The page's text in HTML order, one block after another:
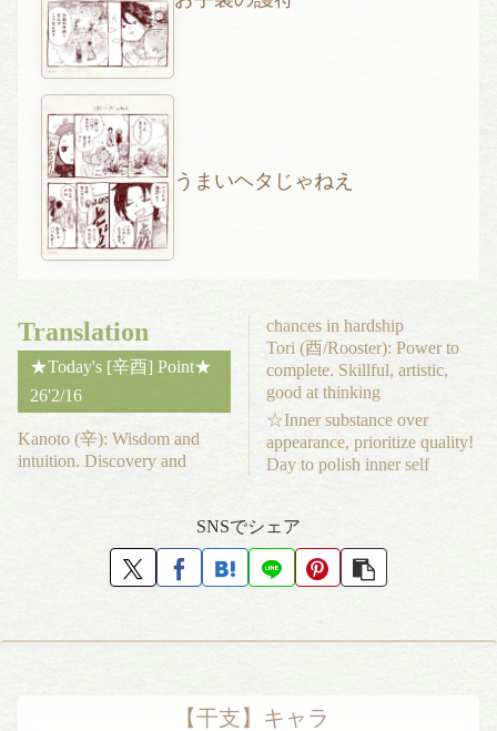
うまいヘタじゃねえ
Translation
★Today's [辛酉] Point★
26'2/16
Kanoto (辛): Wisdom and
intuition. Discovery and
chances in hardship
Tori (酉/Rooster): Power to
complete. Skillful, artistic,
good at thinking
☆Inner substance over
appearance, prioritize quality!
Day to polish inner self
SNSでシェア
【干支】キャラ